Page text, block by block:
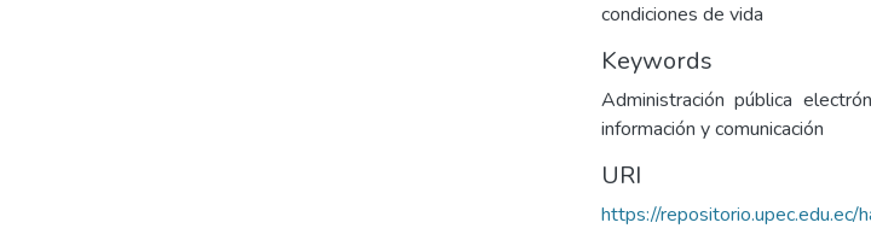
condiciones de vida
Keywords
Administración pública
información y comunicación
URI
https://